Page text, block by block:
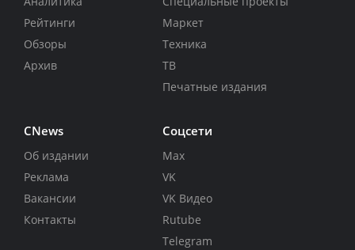
Рейтинги
Обзоры
Архив
Маркет
Техника
ТВ
Печатные издания
CNews
Об издании
Реклама
Вакансии
Контакты
Соцсети
Max
VK
VK Видео
Rutube
Telegram